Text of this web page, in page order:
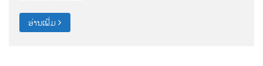
ອ່ານເພີ່ມ